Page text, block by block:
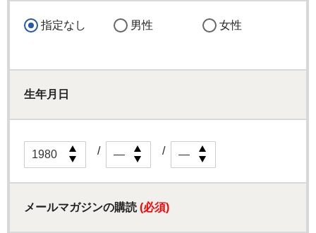
指定なし 男性 女性
生年月日
メールマガジンの購読(必須)